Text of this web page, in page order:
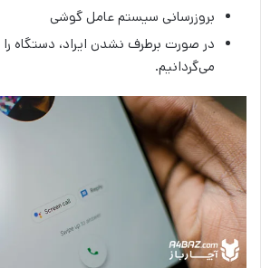
بروزرسانی سیستم عامل گوشی
در صورت برطرف نشدن ایراد، دستگاه را
می‌گردانیم.